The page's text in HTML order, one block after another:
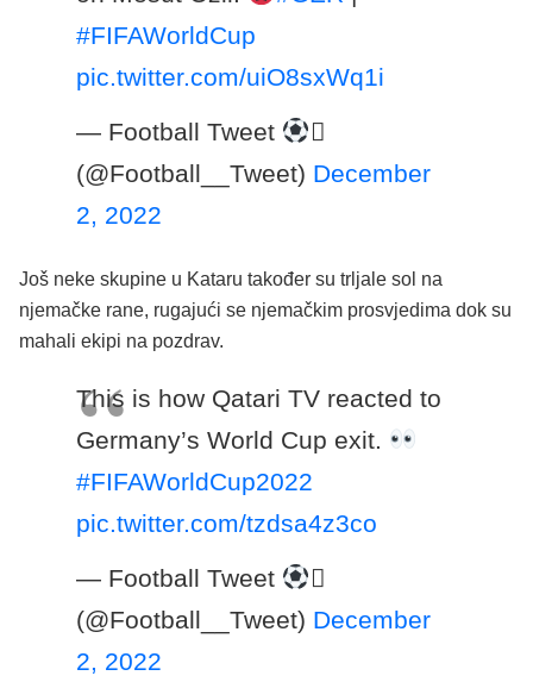
#FIFAWorldCup
pic.twitter.com/uiO8sxWq1i
— Football Tweet

(@Football__Tweet) December
2, 2022
Još neke skupine u Kataru također su trljale sol na
njemačke rane, rugajući se njemačkim prosvjedima dok su
mahali ekipi na pozdrav.
This is how Qatari TV reacted to
Germany’s World Cup exit.
#FIFAWorldCup2022
pic.twitter.com/tzdsa4z3co
— Football Tweet

(@Football__Tweet) December
2, 2022